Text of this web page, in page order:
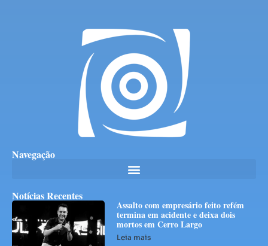
Navegação
Notícias Recentes
Assalto com empresário feito refém
termina em acidente e deixa dois
mortos em Cerro Largo
Leia mais